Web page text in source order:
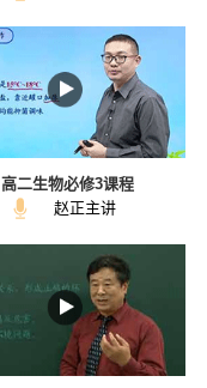
高二生物必修3课程
赵正主讲